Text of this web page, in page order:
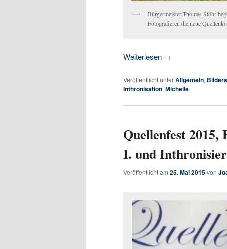
Bürgermeister Thomas Stöhr
Fotografieren die neue
Weiterlesen →
Veröffentlicht unterAllgemein,
Inthronisation, Michelle
Quellenfest
I. und
Veröffentlicht am 25. Mai 2015von